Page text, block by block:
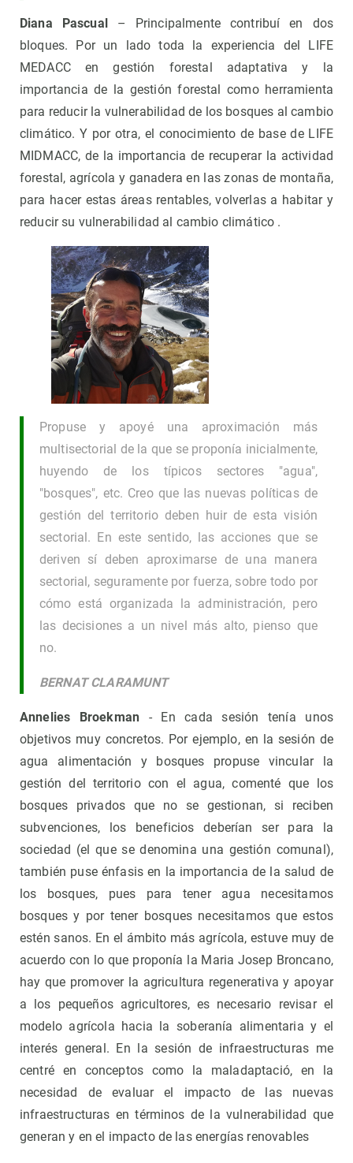
Diana Pascual – Principalmente contribuí en dos
bloques. Por un lado toda la experiencia del LIFE
MEDACC en gestión forestal adaptativa y la
importancia de la gestión forestal como herramienta
para reducir la vulnerabilidad de los bosques al cambio
climático. Y por otra, el conocimiento de base de LIFE
MIDMACC, de la importancia de recuperar la actividad
forestal, agrícola y ganadera en las zonas de montaña,
para hacer estas áreas rentables, volverlas a habitar y
reducir su vulnerabilidad al cambio climático .
Propuse y apoyé una aproximación más
multisectorial de la que se proponía inicialmente,
huyendo de los típicos sectores "agua",
"bosques", etc. Creo que las nuevas políticas de
gestión del territorio deben huir de esta visión
sectorial. En este sentido, las acciones que se
deriven sí deben aproximarse de una manera
sectorial, seguramente por fuerza, sobre todo por
cómo está organizada la administración, pero
las decisiones a un nivel más alto, pienso que
no.
BERNAT CLARAMUNT
Annelies Broekman - En cada sesión tenía unos
objetivos muy concretos. Por ejemplo, en la sesión de
agua alimentación y bosques propuse vincular la
gestión del territorio con el agua, comenté que los
bosques privados que no se gestionan, si reciben
subvenciones, los beneficios deberían ser para la
sociedad (el que se denomina una gestión comunal),
también puse énfasis en la importancia de la salud de
los bosques, pues para tener agua necesitamos
bosques y por tener bosques necesitamos que estos
estén sanos. En el ámbito más agrícola, estuve muy de
acuerdo con lo que proponía la Maria Josep Broncano,
hay que promover la agricultura regenerativa y apoyar
a los pequeños agricultores, es necesario revisar el
modelo agrícola hacia la soberanía alimentaria y el
interés general. En la sesión de infraestructuras me
centré en conceptos como la maladaptació, en la
necesidad de evaluar el impacto de las nuevas
infraestructuras en términos de la vulnerabilidad que
generan y en el impacto de las energías renovables